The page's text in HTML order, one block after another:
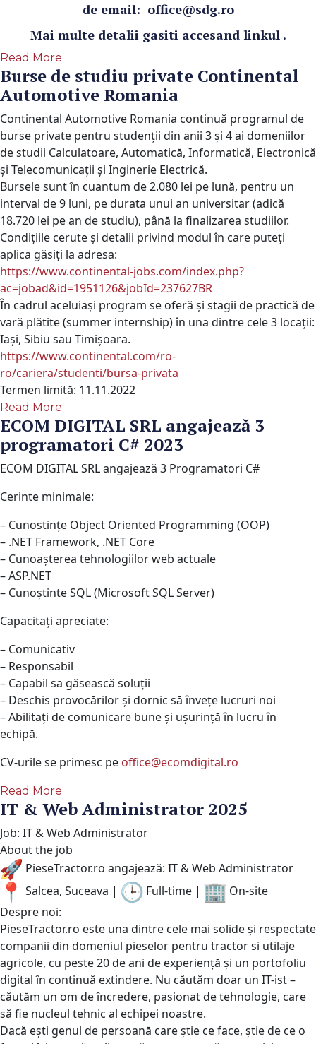
de email: office@sdg.ro
Mai multe detalii gasiti accesand linkul.
Read More
Burse de studiu private Continental
Automotive Romania
Continental Automotive Romania continuă programul de
burse private pentru studenții din anii 3 și 4 ai domeniilor
de studii Calculatoare, Automatică, Informatică, Electronică
şi Telecomunicaţii și Inginerie Electrică.
Bursele sunt în cuantum de 2.080 lei pe lună, pentru un
interval de 9 luni, pe durata unui an universitar (adică
18.720 lei pe an de studiu), până la finalizarea studiilor.
Condițiile cerute și detalii privind modul în care puteți
aplica găsiți la adresa:
https://www.continental-jobs.com/index.php?
ac=jobad&id=1951126&jobId=237627BR
În cadrul aceluiași program se oferă și stagii de practică de
vară plătite (summer internship) în una dintre cele 3 locații:
Iași, Sibiu sau Timișoara.
https://www.continental.com/ro-
ro/cariera/studenti/bursa-privata
Termen limită: 11.11.2022
Read More
ECOM DIGITAL SRL angajează 3
programatori C# 2023
ECOM DIGITAL SRL angajează 3 Programatori C#
Cerinte minimale:
– Cunostințe Object Oriented Programming (OOP)
– .NET Framework, .NET Core
– Cunoașterea tehnologiilor web actuale
– ASP.NET
– Cunoștinte SQL (Microsoft SQL Server)
Capacitați apreciate:
– Comunicativ
– Responsabil
– Capabil sa găsească soluții
– Deschis provocărilor și dornic să învețe lucruri noi
– Abilitați de comunicare bune și ușurință în lucru în
echipă.
CV-urile se primesc pe office@ecomdigital.ro
Read More
IT & Web Administrator 2025
Job: IT & Web Administrator
About the job
PieseTractor.ro angajează: IT & Web Administrator
Salcea, Suceava |
Full-time |
On-site
Despre noi:
PieseTractor.ro este una dintre cele mai solide și respectate
companii din domeniul pieselor pentru tractor si utilaje
agricole, cu peste 20 de ani de experiență și un portofoliu
digital în continuă extindere. Nu căutăm doar un IT-ist –
căutăm un om de încredere, pasionat de tehnologie, care
să fie nucleul tehnic al echipei noastre.
Dacă ești genul de persoană care știe ce face, știe de ce o